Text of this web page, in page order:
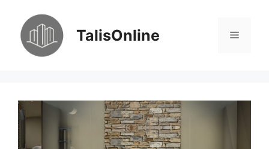
Inhalt
springen
TalisOnline Menü